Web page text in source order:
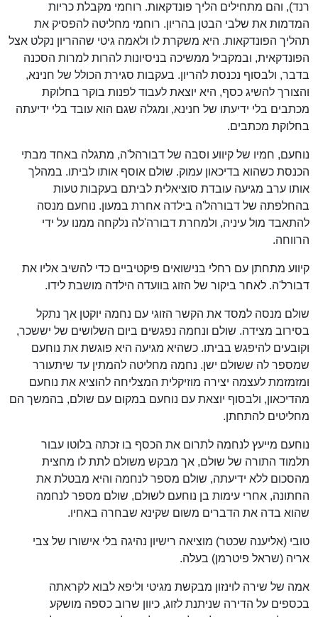
רנד), והם מתחילים הליך פונדקאות. רוחמי מקבלת כריות
המדמות את שלבי הבטן בהריון. רוחמי מחליטה להפסיק את
תהליך הפונדקאות. היא משקרת לו ולאמה גיטי שההריון נקלט אצל
הפונדקאית, ובמקביל ממשיכה בניסיונות להרות למרות הסכנה
בדבר, ולבסוף נכנסת להריון. בעקבות סגירת הכולל של חנינא,
והצורך להשיג כסף, היא יוצאת לעבוד לפנות בוקר בחלוקת
מכתבים בלי ידיעתו של חנינא, ומגלה שגם הוא עובד בלי ידיעתה
בחלוקת מכתבים.
נוחעם, חמיו של קיווע וסבה של דבורהל'ה, מתגלה באחד מבתי
הכנסת כשהוא בדיכאון עמוק. שולם אוסף אותו לביתו. במהלך
אותו ערב מגיעה עובדת סוציאלית לביתם בעקבות טעות
בהחלפתה של דבורהל'ה בילדה אחרת במעון. נוחעם מנסה
להתאבד מול עיניה, ולמחרת דבורה'לה נלקחה ממנו על ידי
הרווחה.
קיווע מתחתן עם רחלי בנישואים פיקטיביים כדי להשיב אליו את
דבורל'ה. לאחר ביקור של הזוג בוועדה הילדה מושבת לידו.
שולם מנסה למסד את הקשר הזוגי עם נחמה יוקטן אך נתקל
בסירוב מצידה. שולם ונחמה נפגשים ביום השלושים של יששכר,
וקובעים להיפגש בביתו. כשהיא מגיעה היא פוגשת את נוחעם
שמספר לה ששולם ישן. נחמה מחליטה להמתין עד שיתעורר
ומזמזמת לעצמה יצירה מוזיקלית המצליחה להוציא את נוחעם
מהדיכאון, ולבסוף יוצאת עם נוחעם במקום עם שולם, בהמשך הם
מחליטים להתחתן.
נוחעם מייעץ לנחמה לתרום את הכסף בו זכתה בלוטו עבור
תלמוד התורה של שולם, אך מבקש משולם לתת לו מחצית
מהסכום ללא ידיעתה, שולם מספר לנחמה והיא מבטלת את
החתונה, אחרי עימות בן נוחעם לשולם, שולם מספר לנחמה
שהוא בדה את הדברים משום שקינא שבחרה באחיו.
טובי (אליענה שכטר) מוציאה רישיון נהיגה בלי אישורו של צבי
אריה (שראל פיטרמן) בעלה.
אמה של שירה לוינזון מבקשת מגיטי וליפא לבוא לקראתה
בכספים על הדירה שניתנת לזוג, כיוון שרוב כספה מושקע